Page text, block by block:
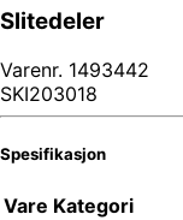
Slitedeler
Varenr. 1493442
SKI203018
Spesifikasjon
Vare Kategori